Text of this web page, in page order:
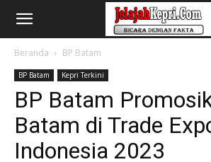
Beranda BP Batam
BP Batam Kepri Terkini
BP Batam
Batam di Trade
Indonesia 2023